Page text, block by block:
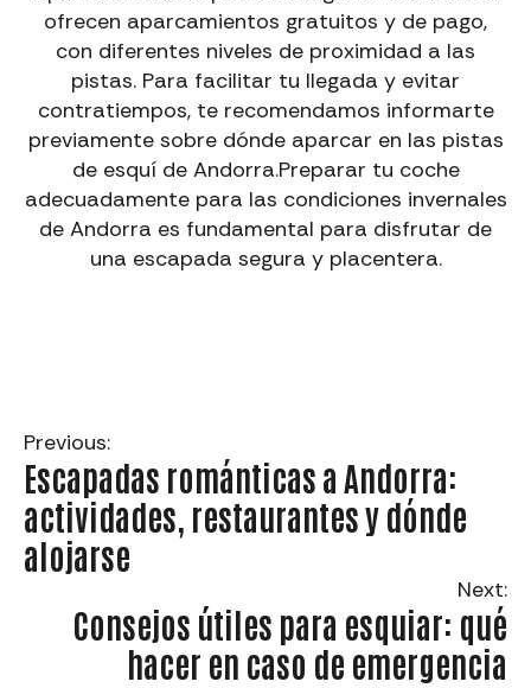
ofrecen aparcamientos gratuitos y de pago,
con diferentes niveles de proximidad a las
pistas. Para facilitar tu llegada y evitar
contratiempos, te recomendamos informarte
previamente sobre dónde aparcar en las pistas
de esquí de Andorra.Preparar tu coche
adecuadamente para las condiciones invernales
de Andorra es fundamental para disfrutar de
una escapada segura y placentera.
Previous:
Escapadas románticas a Andorra:
actividades, restaurantes y dónde
alojarse
Next:
Consejos útiles para esquiar: qué
hacer en caso de emergencia